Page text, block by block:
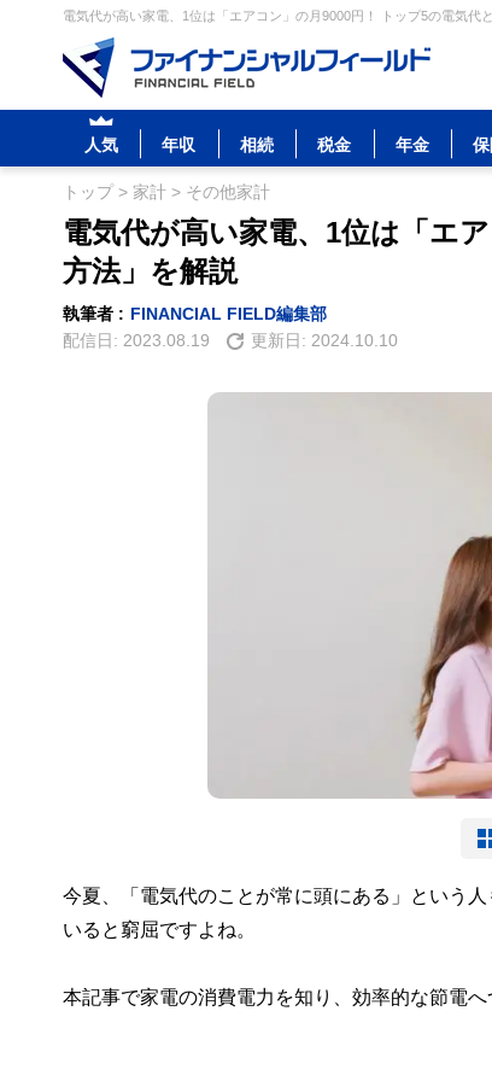
電気代が高い家電、1位は「エアコン」の月9000円！ トップ5の電気代
人気 年収 相続 税金 年金 保
トップ> 家計 > その他家計
電気代が高い家電、1位は「エ
方法」を解説
執筆者 : FINANCIAL FIELD編集部
配信日: 2023.08.19 更新日: 2024.10.10
今夏、「電気代のことが常に頭にある」という
いると窮屈ですよね。
本記事で家電の消費電力を知り、効率的な節電へ